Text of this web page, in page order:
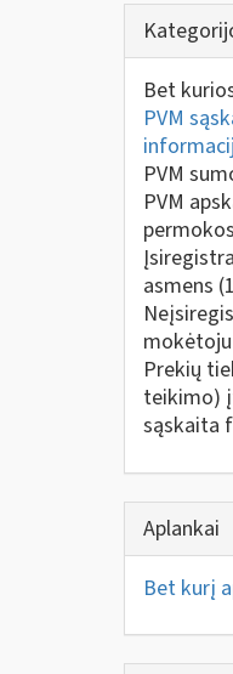
Bet
PVM
PVM
PVM
asmens
Prekių
teikimo)
sąskaita
Aplankai
Bet kurį